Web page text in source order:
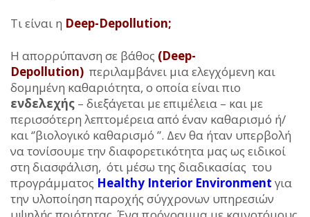
Τι είναι η Deep-Depollution;
H απορρύπανση σε βάθος (Deep-
Depollution) περιλαμβάνει μια ελεγχόμενη και
δομημένη καθαριότητα, ο οποία είναι πιο
ενδελεχής – διεξάγεται με επιμέλεια – και με
περισσότερη λεπτομέρεια από έναν καθαρισμό ή/
και ‘’βιολογικό καθαρισμό ’’. Δεν θα ήταν υπερβολή
να τονίσουμε την διαφορετικότητα μας ως ειδικοί
στη διασφάλιση, ότι μέσω της διαδικασίας του
προγράμματος Healthy Interior Environment για
την υλοποίηση παροχής σύγχρονων υπηρεσιών